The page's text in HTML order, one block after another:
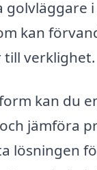
golvläggare
kan
verklighet.
kan du
jämföra
lösningen